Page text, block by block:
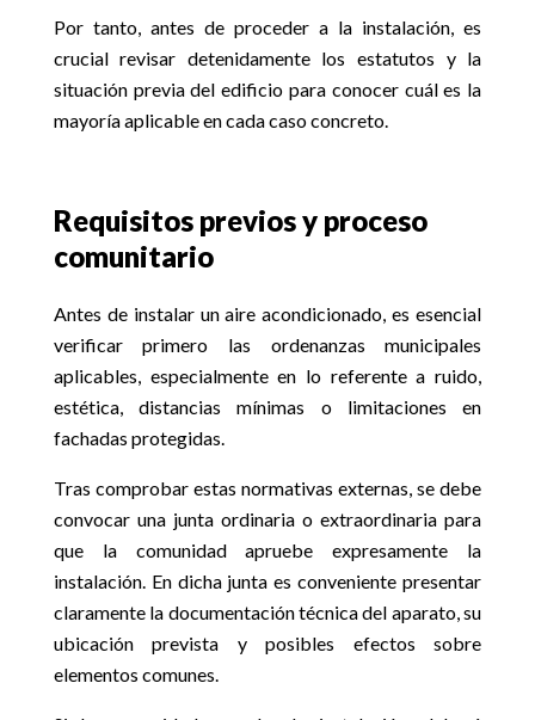
Por tanto, antes de proceder a la instalación, es
crucial revisar detenidamente los estatutos y la
situación previa del edificio para conocer cuál es la
mayoría aplicable en cada caso concreto.
Requisitos previos y proceso
comunitario
Antes de instalar un aire acondicionado, es esencial
verificar primero las ordenanzas municipales
aplicables, especialmente en lo referente a ruido,
estética, distancias mínimas o limitaciones en
fachadas protegidas.
Tras comprobar estas normativas externas, se debe
convocar una junta ordinaria o extraordinaria para
que la comunidad apruebe expresamente la
instalación. En dicha junta es conveniente presentar
claramente la documentación técnica del aparato, su
ubicación prevista y posibles efectos sobre
elementos comunes.